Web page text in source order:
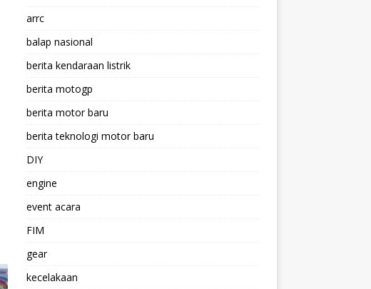
arrc
balap nasional
berita kendaraan listrik
berita motogp
berita motor baru
berita teknologi motor baru
DIY
engine
event acara
FIM
gear
kecelakaan